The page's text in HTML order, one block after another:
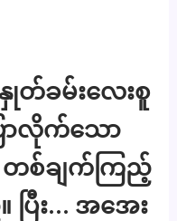
နှုတ်ခမ်းလေးစူ
ောလိုက်သော
စ်ချက်ကြည့်
ြီး… အအေး